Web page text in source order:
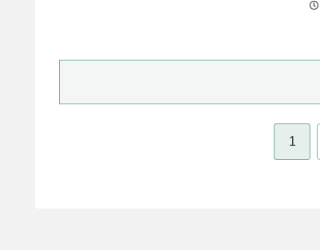
1